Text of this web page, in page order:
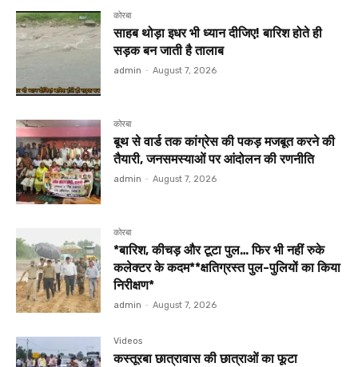
कोरबा
साहब थोड़ा इधर भी ध्यान दीजिए! बारिश होते ही
सड़क बन जाती है तालाब
admin - August 7, 2026
कोरबा
बूथ से वार्ड तक कांग्रेस की पकड़ मजबूत करने की
तैयारी, जनसमस्याओं पर आंदोलन की रणनीति
admin - August 7, 2026
कोरबा
*बारिश, कीचड़ और टूटा पुल… फिर भी नहीं रुके
कलेक्टर के कदम**क्षतिग्रस्त पुल-पुलियों का किया
निरीक्षण*
admin - August 7, 2026
Videos
कस्तूरबा छात्रावास की छात्राओं का फूटा